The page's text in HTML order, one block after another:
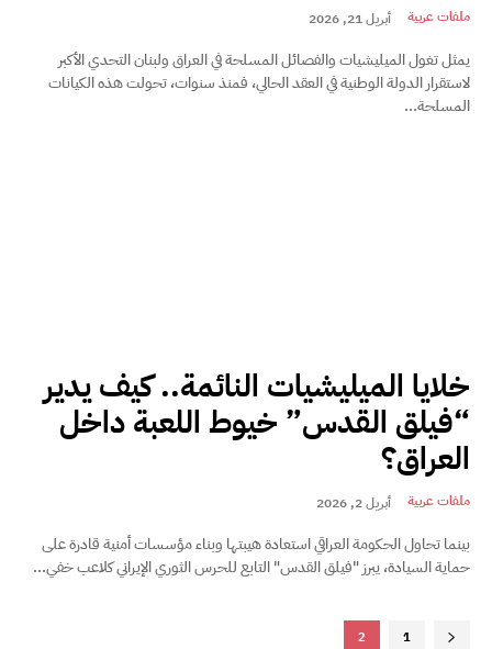
ملفات عربية أبريل 21, 2026
يمثل تغول الميليشيات والفصائل المسلحة في العراق ولبنان التحدي الأكبر
لاستقرار الدولة الوطنية في العقد الحالي، فمنذ سنوات، تحولت هذه الكيانات
المسلحة...
خلايا الميليشيات النائمة.. كيف يدير
“فيلق القدس” خيوط اللعبة داخل
العراق؟
ملفات عربية أبريل 2, 2026
بينما تحاول الحكومة العراقي استعادة هيبتها وبناء مؤسسات أمنية قادرة على
حماية السيادة، يبرز "فيلق القدس" التابع للحرس الثوري الإيراني كلاعب خفي...
1
2